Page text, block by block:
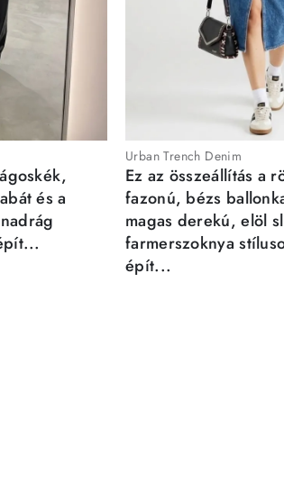
és a
Urban Trench Denim
Ez az összeállítás a
fazonú, bézs
magas derekú, elöl
farmerszoknya
épít...